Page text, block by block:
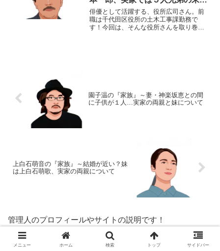
子
俳優として活躍する、役所広司さん。前
職は千代田区役所の土木工事課勤務で
す！今回は、そんな役所さんを取り巻く
園子温の『家族』～妻・神楽坂恵との間
に子供が１人…実家の両親と妹について
上白石萌音の『家族』～結婚が近い？妹
は上白石萌歌、実家の両親について
管理人のプロフィールやサイトの説明です！
メニュー ホーム 検索 トップ サイドバー